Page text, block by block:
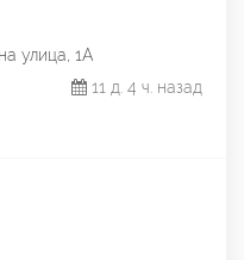
улица, 1А
11 д. 4 ч. назад